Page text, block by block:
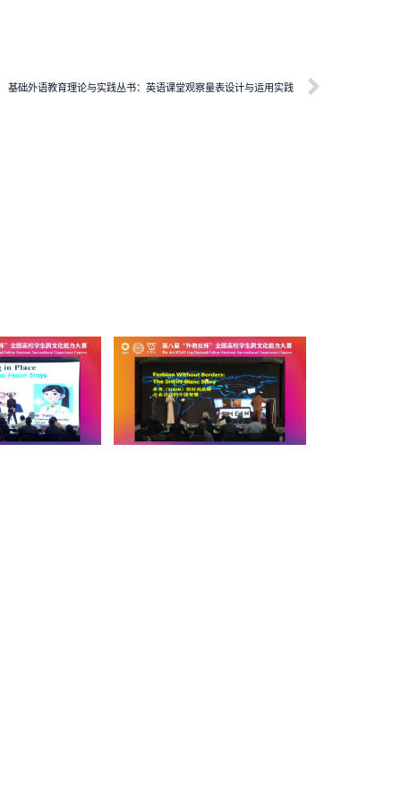
基础外语教育理论与实践丛书：英语课堂观察量表设计与运用实践